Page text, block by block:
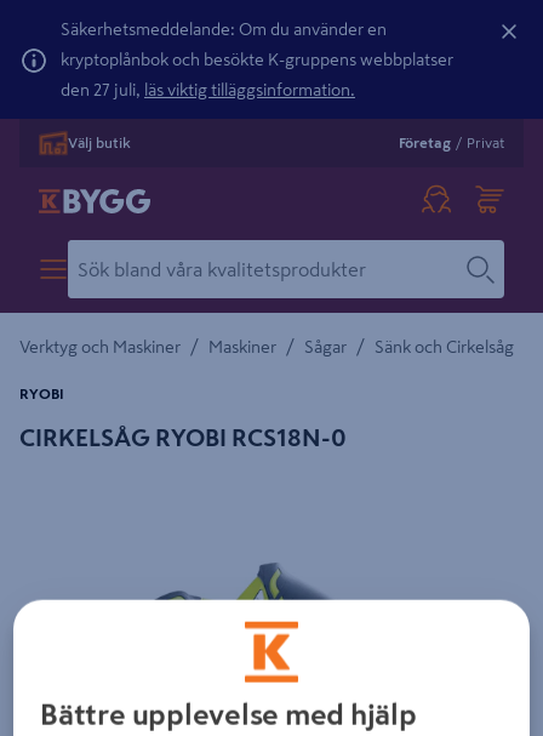
Säkerhetsmeddelande: Om du använder en
kryptoplånbok och besökte K-gruppens webbplatser
den 27 juli, läs viktig tilläggsinformation.
Välj butik Företag / Privat
Verktyg och Maskiner / Maskiner / Sågar / Sänk och Cirkelsåg
CIRKELSÅG RYOBI RCS18N-0
RYOBI
Föregående
Bättre upplevelse med hjälp